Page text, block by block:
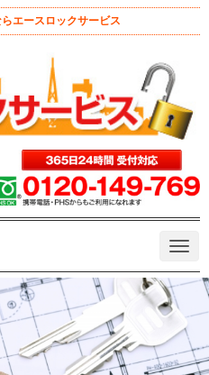
エースロックサービス
N
v
i
a
t
o
用しよう 一戸建
付けする方法と
子市 鍵屋、補助錠取り付け|ad